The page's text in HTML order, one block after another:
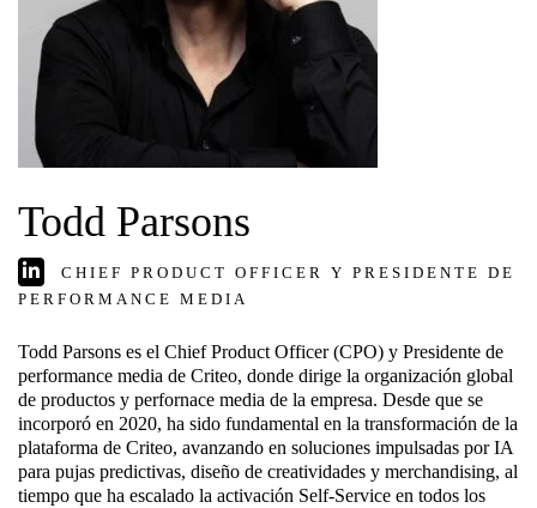
Todd Parsons
CHIEF PRODUCT OFFICER Y PRESIDENTE DE
PERFORMANCE MEDIA
Todd Parsons es el Chief Product Officer (CPO) y Presidente de
performance media de Criteo, donde dirige la organización global
de productos y perfornace media de la empresa. Desde que se
incorporó en 2020, ha sido fundamental en la transformación de la
plataforma de Criteo, avanzando en soluciones impulsadas por IA
para pujas predictivas, diseño de creatividades y merchandising, al
tiempo que ha escalado la activación Self-Service en todos los